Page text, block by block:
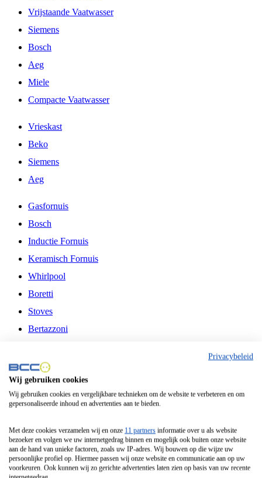
Vrijstaande Vaatwasser
Siemens
Bosch
Aeg
Miele
Compacte Vaatwasser
Vrieskast
Beko
Siemens
Aeg
Gasfornuis
Bosch
Inductie Fornuis
Keramisch Fornuis
Whirlpool
Boretti
Stoves
Bertazzoni
Fitelli
Airfryer
Frituurpan
Contactgrill
Broodbakmachine
Broodrooster
Privacybeleid
Wij gebruiken cookies
Wij gebruiken cookies en vergelijkbare technieken om de website te verbeteren en om
gepersonaliseerde inhoud en advertenties aan te bieden.
Met deze cookies verzamelen wij en onze 11 partners informatie over u als website
bezoeker en volgen we uw internetgedrag binnen en mogelijk ook buiten onze website
aan de hand van unieke factoren, zoals uw IP-adres. Wij bouwen op die wijze uw
persoonlijke profiel op. Hiermee passen wij onze website en communicatie aan op uw
voorkeuren. Ook kunnen wij zo gerichte advertenties laten zien op basis van uw recente